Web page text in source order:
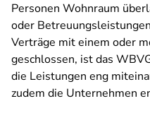
Personen Wohnraum
oder
Verträge mit einem oder
geschlossen, ist das
die Leistungen eng
zudem die Unternehmen